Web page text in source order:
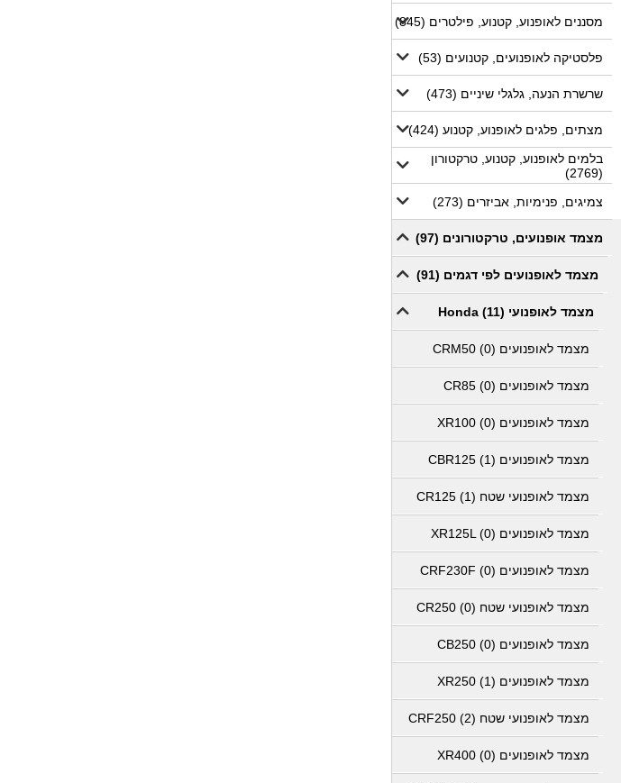
מסננים לאופנוע, קטנוע, פילטרים (845)
פלסטיקה לאופנועים, קטנועים (53)
שרשרת הנעה, גלגלי שיניים (473)
מצתים, פלגים לאופנוע, קטנוע (424)
בלמים לאופנוע, קטנוע, טרקטורון
(2769)
צמיגים, פנימיות, אביזרים (273)
מצמד אופנועים, טרקטורונים (97)
מצמד לאופנועים לפי דגמים (91)
מצמד לאופנועי Honda (11)
מצמד לאופנועים CRM50 (0)
מצמד לאופנועים CR85 (0)
מצמד לאופנועים XR100 (0)
מצמד לאופנועים CBR125 (1)
מצמד לאופנועי שטח CR125 (1)
מצמד לאופנועים XR125L (0)
מצמד לאופנועים CRF230F (0)
מצמד לאופנועי שטח CR250 (0)
מצמד לאופנועים CB250 (0)
מצמד לאופנועים XR250 (1)
מצמד לאופנועי שטח CRF250 (2)
מצמד לאופנועים XR400 (0)